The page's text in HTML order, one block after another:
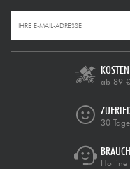
ab 89 €
30
Hotline